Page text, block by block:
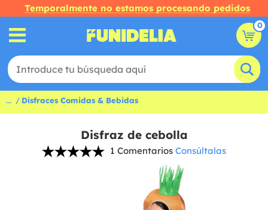
Temporalmente no estamos procesando pedidos
0
... Disfraces Comidas & Bebidas
Disfraz de cebolla
1 Comentarios Consúltalas